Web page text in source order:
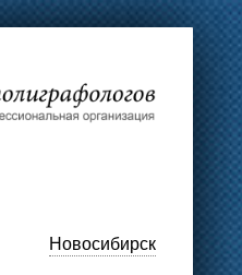
Новосибирск